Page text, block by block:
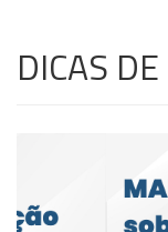
DICAS DE